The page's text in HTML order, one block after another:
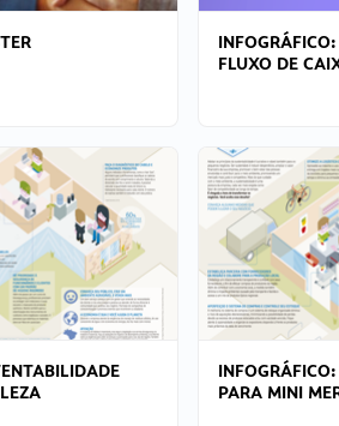
FLUXO DE
PARA MINI